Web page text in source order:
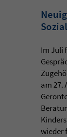
Im Juli
am 27.
wieder